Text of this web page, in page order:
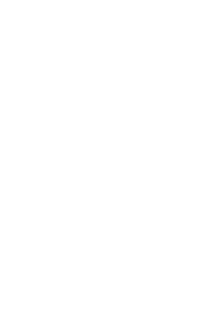
temporelle
utilisés reste
la majorité,
évoquaient